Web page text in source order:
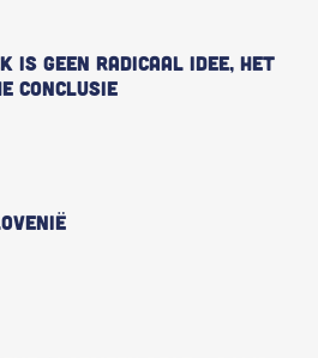
is geen radicaal idee, het
conclusie